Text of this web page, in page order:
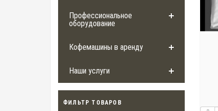
Профессиональное
оборудование
Кофемашины в аренду
Наши услуги
ФИЛЬТР ТОВАРОВ